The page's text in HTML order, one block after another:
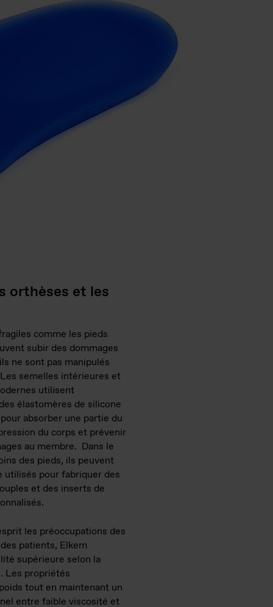
orthèses et les
comme les pieds
subir des dommages
ne sont pas manipulés
semelles intérieures et
utilisent
élastomères de silicone
absorber une partie du
du corps et prévenir
au membre. Dans le
des pieds, ils peuvent
utilisés pour fabriquer des
et des inserts de
les préoccupations des
patients, Elkem
supérieure selon la
Les propriétés
tout en maintenant un
entre faible viscosité et